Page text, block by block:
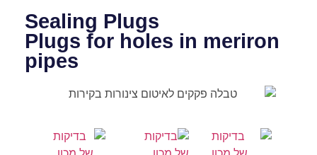
Sealing Plugs
Plugs for holes in meriron
pipes